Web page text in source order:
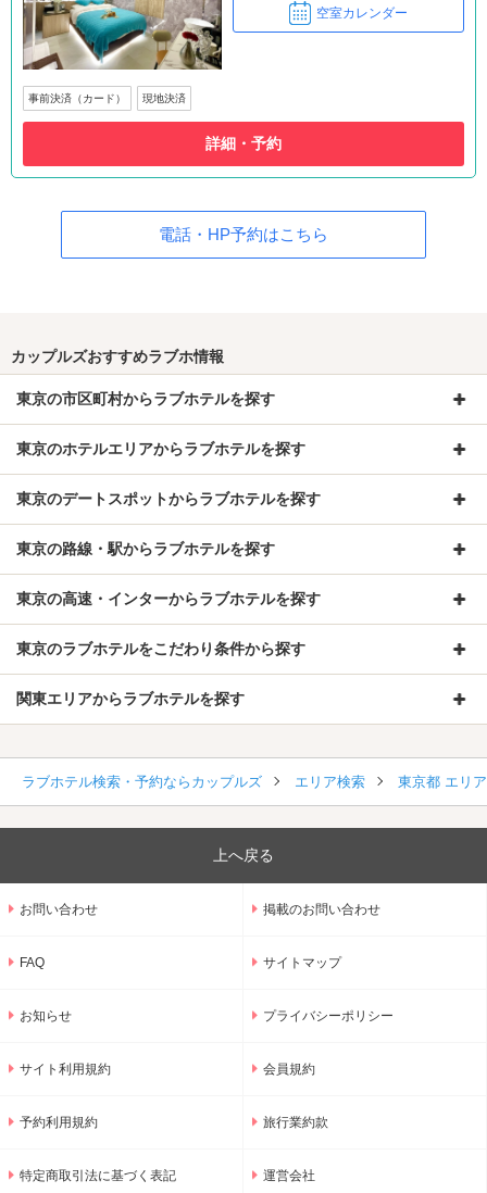
空室カレンダー
事前決済（カード） 現地決済
詳細・予約
電話・HP予約はこちら
カップルズおすすめラブホ情報
東京の市区町村からラブホテルを探す
東京のホテルエリアからラブホテルを探す
東京のデートスポットからラブホテルを探す
東京の路線・駅からラブホテルを探す
東京の高速・インターからラブホテルを探す
東京のラブホテルをこだわり条件から探す
関東エリアからラブホテルを探す
ラブホテル検索・予約ならカップルズ エリア検索 東京都 エリ
上へ戻る
お問い合わせ 掲載のお問い合わせ
FAQ サイトマップ
お知らせ プライバシーポリシー
サイト利用規約 会員規約
予約利用規約 旅行業約款
特定商取引法に基づく表記 運営会社